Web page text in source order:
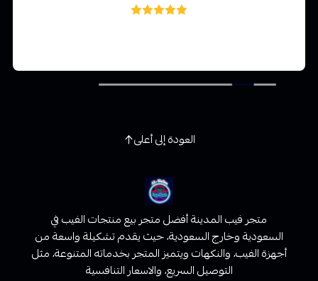
العودة إلى أعلى
متجر فيب المدينة أفضل متجر بيع منتجات الفيب في
السعودية وخارج السعودية، حيث يقدم تشكيلة واسعة من
أجهزة الفيب، والنكهات ويتميز المتجر بخدماته المتنوعة، مثل
التوصيل السريع، والاسعار التنافسية